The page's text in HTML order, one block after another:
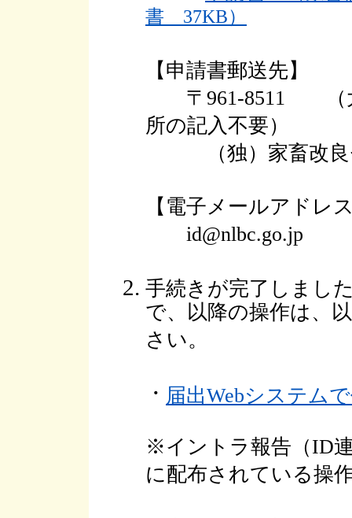
書 37KB）
【申請書郵送先】
〒961-8511 （大
所の記入不要）
（独）家畜改良
【電子メールアドレ
id@nlbc.go.jp
手続きが完了しまし
で、以降の操作は、
さい。
・ 届出Webシステム
※イントラ報告（ID
に配布されている操